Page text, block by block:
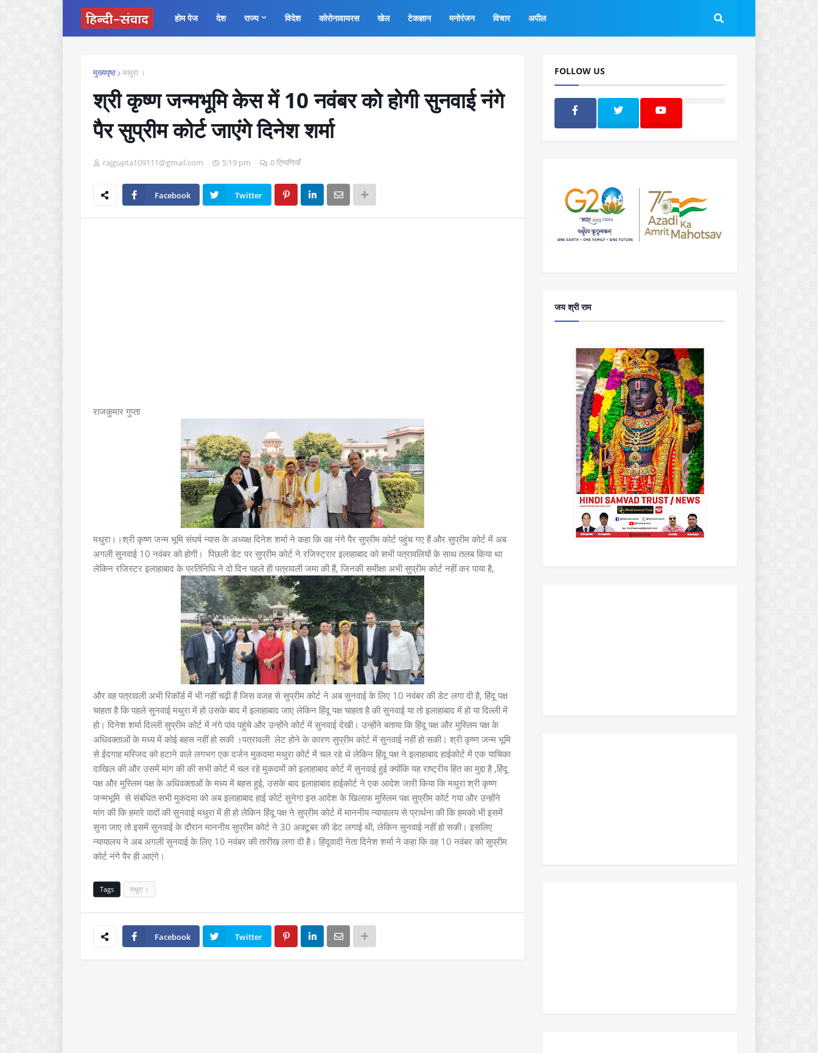
होम पेज देश राज्य विदेश कोरोनावायरस खेल टेकज्ञान मनोरंजन विचार अपील
मुख्यपृष्ठ मथुरा ।
श्री कृष्ण जन्मभूमि केस में 10 नवंबर को होगी सुनवाई नंगे
पैर सुप्रीम कोर्ट जाएंगे दिनेश शर्मा
rajgupta109111@gmail.com 5:19 pm 0 टिप्पणियाँ
Facebook Twitter
राजकुमार गुप्ता
मथुरा।।श्री कृष्ण जन्म भूमि संघर्ष न्यास के अध्यक्ष दिनेश शर्मा ने कहा कि वह नंगे पैर सुप्रीम कोर्ट पहुंच गए हैं और सुप्रीम कोर्ट में अब
अगली सुनवाई 10 नवंबर को होगी। पिछली डेट पर सुप्रीम कोर्ट ने रजिस्ट्रार इलाहाबाद को सभी पत्रावलियों के साथ तलब किया था
लेकिन रजिस्टर इलाहाबाद के प्रतिनिधि ने दो दिन पहले ही पत्रावली जमा की हैं, जिनकी समीक्षा अभी सुप्रीम कोर्ट नहीं कर पाया है,
और वह पत्रावली अभी रिकॉर्ड में भी नहीं चढ़ी हैं जिस वजह से सुप्रीम कोर्ट ने अब सुनवाई के लिए 10 नवंबर की डेट लगा दी है, हिंदू पक्ष
चाहता है कि पहले सुनवाई मथुरा में हो उसके बाद में इलाहाबाद जाए लेकिन हिंदू पक्ष चाहता है की सुनवाई या तो इलाहाबाद में हो या दिल्ली में
हो। दिनेश शर्मा दिल्ली सुप्रीम कोर्ट में नंगे पांव पहुंचे और उन्होंने कोर्ट में सुनवाई देखी। उन्होंने बताया कि हिंदू पक्ष और मुस्लिम पक्ष के
अधिवक्ताओं के मध्य में कोई बहस नहीं हो सकी ।पत्रावली लेट होने के कारण सुप्रीम कोर्ट में सुनवाई नहीं हो सकी। श्री कृष्ण जन्म भूमि
से ईदगाह मस्जिद को हटाने वाले लगभग एक दर्जन मुकदमा मथुरा कोर्ट में चल रहे थे लेकिन हिंदू पक्ष ने इलाहाबाद हाईकोर्ट में एक याचिका
दाखिल की और उसमें मांग की की सभी कोर्ट में चल रहे मुकदमों को इलाहाबाद कोर्ट में सुनवाई हुई क्योंकि यह राष्ट्रीय हित का मुद्दा है ,हिंदू
पक्ष और मुस्लिम पक्ष के अधिवक्ताओं के मध्य में बहस हुई, उसके बाद इलाहाबाद हाईकोर्ट ने एक आदेश जारी किया कि मथुरा श्री कृष्ण
जन्मभूमि से संबंधित सभी मुकदमा को अब इलाहाबाद हाई कोर्ट सुनेगा इस आदेश के खिलाफ मुस्लिम पक्ष सुप्रीम कोर्ट गया और उन्होंने
मांग की कि हमारे वादों की सुनवाई मथुरा में ही हो लेकिन हिंदू पक्ष ने सुप्रीम कोर्ट में माननीय न्यायालय से प्रार्थना की कि हमको भी इसमें
सुना जाए तो इसमें सुनवाई के दौरान माननीय सुप्रीम कोर्ट ने 30 अक्टूबर की डेट लगाई थी, लेकिन सुनवाई नहीं हो सकी। इसलिए
न्यायालय ने अब अगली सुनवाई के लिए 10 नवंबर की तारीख लगा दी है। हिंदूवादी नेता दिनेश शर्मा ने कहा कि वह 10 नवंबर को सुप्रीम
कोर्ट नंगे पैर ही आएंगे।
Tags मथुरा ।
Facebook Twitter
FOLLOW US
जय श्री राम